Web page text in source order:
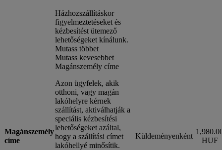
Magánszemély
címe
Házhozszállításkor
figyelmeztetéseket és
kézbesítést ütemező
lehetőségeket kínálunk.
Mutass többet
Mutass kevesebbet
Magánszemély címe
Azon ügyfelek, akik
otthoni, vagy magán
lakóhelyre kérnek
szállítást, aktiválhatják a
speciális kézbesítési
lehetőségeket azáltal,
hogy a szállítási címet
lakóhellyé minősítik.
Küldeményenként
HUF